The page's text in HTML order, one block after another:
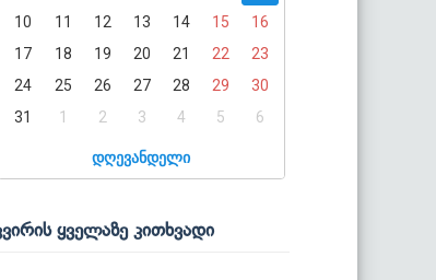
10
11 12 13 14 15
16
17
18 19 20 21 22
23
24
25 26 27 28 29
30
31
1 2 3 4 5 6
დღევანდელი
ყველაზე კითხვადი